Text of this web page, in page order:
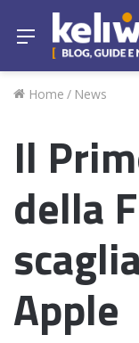
Menu
Home / News
Il
della
Apple